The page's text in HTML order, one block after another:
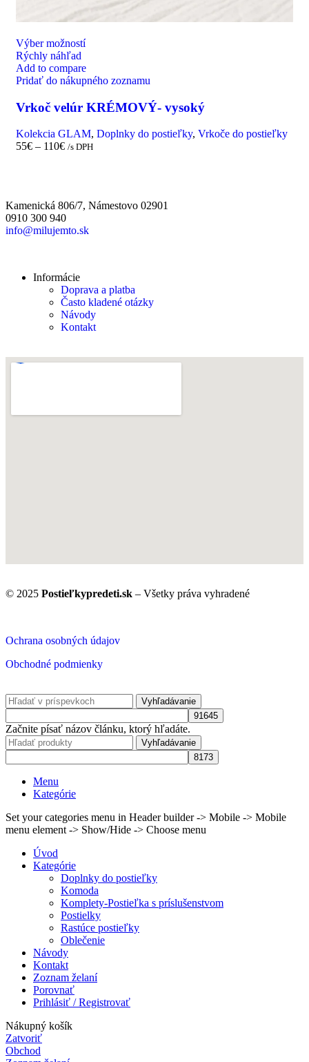
Výber možností
Rýchly náhľad
Add to compare
Pridať do nákupného zoznamu
Vrkoč velúr KRÉMOVÝ- vysoký
Kolekcia GLAM, Doplnky do postieľky, Vrkoče do postieľky
55€ – 110€ /s DPH
Kamenická 806/7, Námestovo 02901
0910 300 940
info@milujemto.sk
Informácie
Doprava a platba
Často kladené otázky
Návody
Kontakt
© 2025 Postieľkypredeti.sk – Všetky práva vyhradené
Ochrana osobných údajov
Obchodné podmienky
Vyhľadávanie
Začnite písať názov článku, ktorý hľadáte.
Vyhľadávanie
Menu
Kategórie
Set your categories menu in Header builder -> Mobile -> Mobile
menu element -> Show/Hide -> Choose menu
Úvod
Kategórie
Doplnky do postieľky
Komoda
Komplety-Postieľka s príslušenstvom
Postielky
Rastúce postieľky
Oblečenie
Návody
Kontakt
Zoznam želaní
Porovnať
Prihlásiť / Registrovať
Nákupný košík
Zatvoriť
Obchod